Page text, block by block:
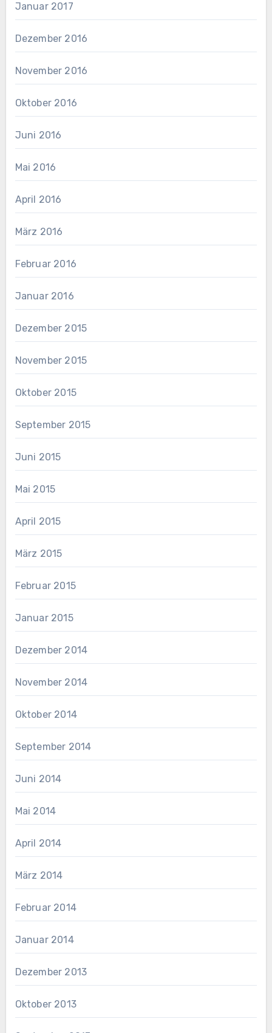
Januar 2017
Dezember 2016
November 2016
Oktober 2016
Juni 2016
Mai 2016
April 2016
März 2016
Februar 2016
Januar 2016
Dezember 2015
November 2015
Oktober 2015
September 2015
Juni 2015
Mai 2015
April 2015
März 2015
Februar 2015
Januar 2015
Dezember 2014
November 2014
Oktober 2014
September 2014
Juni 2014
Mai 2014
April 2014
März 2014
Februar 2014
Januar 2014
Dezember 2013
Oktober 2013